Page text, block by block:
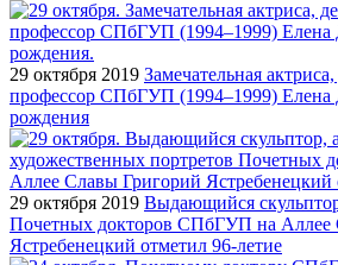
29 октября 2019 Замечательная
профессор СПбГУП (1994–1999) Елена
рождения
29 октября 2019 Выдающийся
Почетных докторов СПбГУП на Аллее
Ястребенецкий отметил 96-летие